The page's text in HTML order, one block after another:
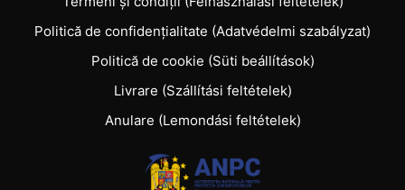
Politică de confidențialitate (Adatvédelmi szabályzat)
Politică de cookie (Süti beállítások)
Livrare (Szállítási feltételek)
Anulare (Lemondási feltételek)